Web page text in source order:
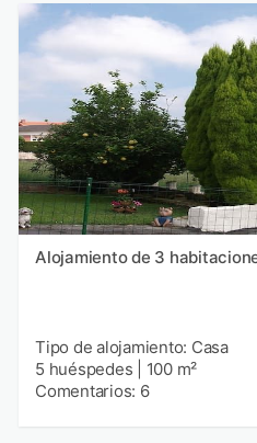
Alojamiento de 3
Tipo de alojamiento: Casa
5 huéspedes
100 m²
Comentarios: 6